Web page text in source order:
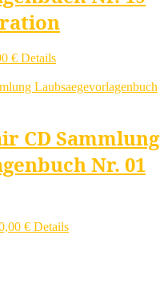
€Aktueller
ist:
Details
CD Sammlung
Nr. 01
€Aktueller
Details